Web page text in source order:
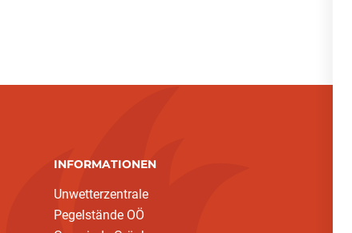
INFORMATIONEN
Unwetterzentrale
Pegelstände OÖ